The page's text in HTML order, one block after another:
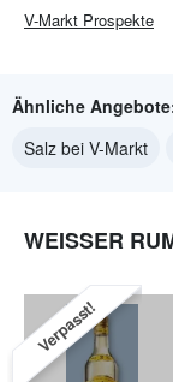
V-Markt Prospekte
Ähnliche
Salz bei V-Markt
WEISSER
Verpasst!